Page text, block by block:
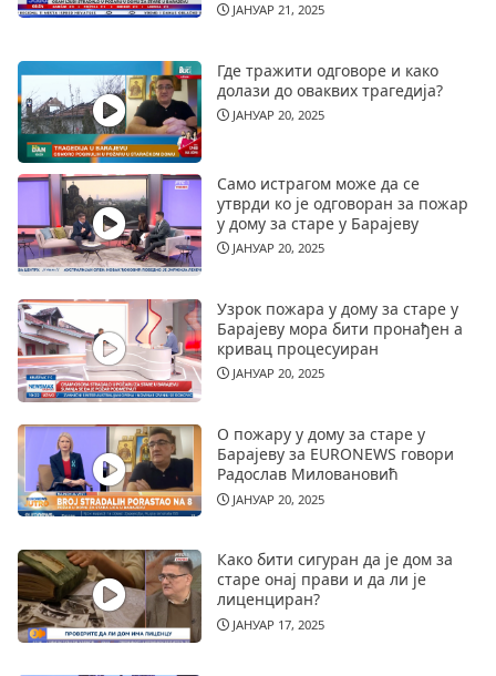
ЈАНУАР 21, 2025
Где тражити одговоре и како
долази до оваквих трагедија?
ЈАНУАР 20, 2025
Само истрагом може да се
утврди ко је одговоран за пожар
у дому за старе у Барајеву
ЈАНУАР 20, 2025
Узрок пожара у дому за старе у
Барајеву мора бити пронађен а
кривац процесуиран
ЈАНУАР 20, 2025
О пожару у дому за старе у
Барајеву за EURONEWS говори
Радослав Миловановић
ЈАНУАР 20, 2025
Како бити сигуран да је дом за
старе онај прави и да ли је
лиценциран?
ЈАНУАР 17, 2025